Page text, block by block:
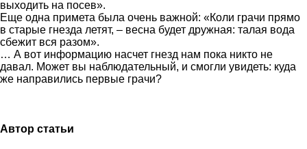
выходить на посев».
Еще одна примета была очень важной: «Коли грачи прямо
в старые гнезда летят, – весна будет дружная: талая вода
сбежит вся разом».
… А вот информацию насчет гнезд нам пока никто не
давал. Может вы наблюдательный, и смогли увидеть: куда
же направились первые грачи?
Автор статьи